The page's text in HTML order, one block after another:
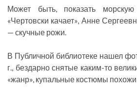
Может быть, показать
«Чертовски качает», Анне
— скучные рожи.
В Публичной библиотеке нашел
г., бездарно снятые каким-то
«жанр», купальные костюмы